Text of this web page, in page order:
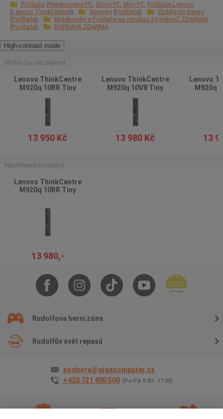
Počítače Repasované PC Stolní PC Mini PC Počítače Lenovo
Lenovo ThinkCentre
Novinky Počítače
Zpátky do kapsy
Počítače
Notebooky a Počítače se zárukou 24 měsíců ZDARMA!
Počítače
DOPRAVA ZDARMA
High-contrast mode
Mohlo by vás zajímat
Lenovo ThinkCentre
M920q 10RR Tiny
13 950 Kč
Lenovo ThinkCentre
M920q 10V8 Tiny
13 980 Kč
Lenovo
M920q
13
Navštívené produkty
Lenovo ThinkCentre
M920q 10RR Tiny
13 980,-
Rudolfova herní zóna
Rudolfův svět repasů
podpora@gigacomputer.cz
+420 721 400 500 (Po-Pá 9.00 - 17.00)